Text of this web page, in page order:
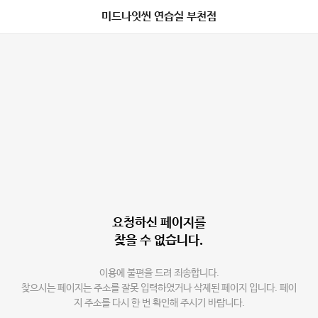
미드나잇씬 연습실 부천점
요청하신 페이지를
찾을 수 없습니다.
이용에 불편을 드려 죄송합니다.
찾으시는 페이지는 주소를 잘못 입력하였거나 삭제된 페이지 입니다. 페이
지 주소를 다시 한 번 확인해 주시기 바랍니다.